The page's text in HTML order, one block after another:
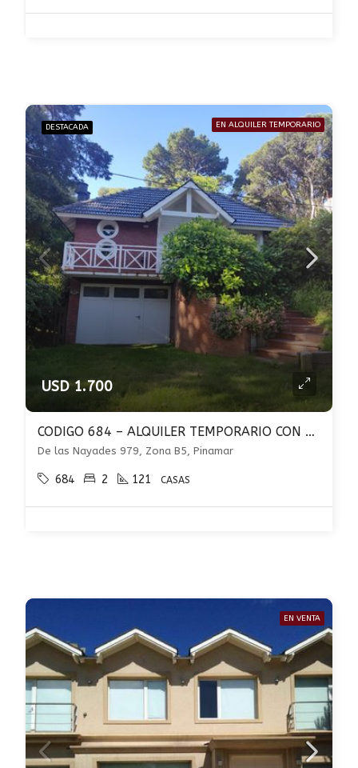
DESTACADA EN ALQUILER TEMPORARIO
USD 1.700
CODIGO 684 – ALQUILER TEMPORARIO CON 2 DORMITORIOS – ZONA B5 – PINAMAR
De las Nayades 979, Zona B5, Pinamar
684 2 121 CASAS
EN VENTA